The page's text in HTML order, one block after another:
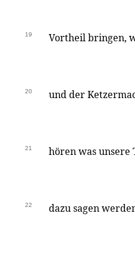
19 Vortheil bringen,
20 und der
21 hören was
22 dazu sagen